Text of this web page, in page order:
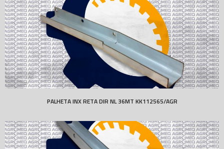
PALHETA INX RETA DIR NL 36MT KK112565/AGR